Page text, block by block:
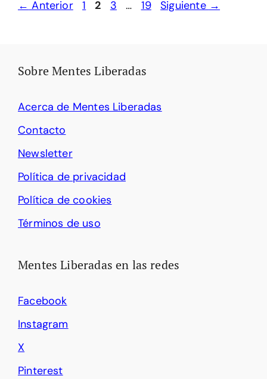
← Anterior Página
1 Página
2 Página
3 … Página
19 Siguiente →
Sobre Mentes Liberadas
Acerca de Mentes Liberadas
Contacto
Newsletter
Política de privacidad
Política de cookies
Términos de uso
Mentes Liberadas en las redes
Facebook
Instagram
X
Pinterest